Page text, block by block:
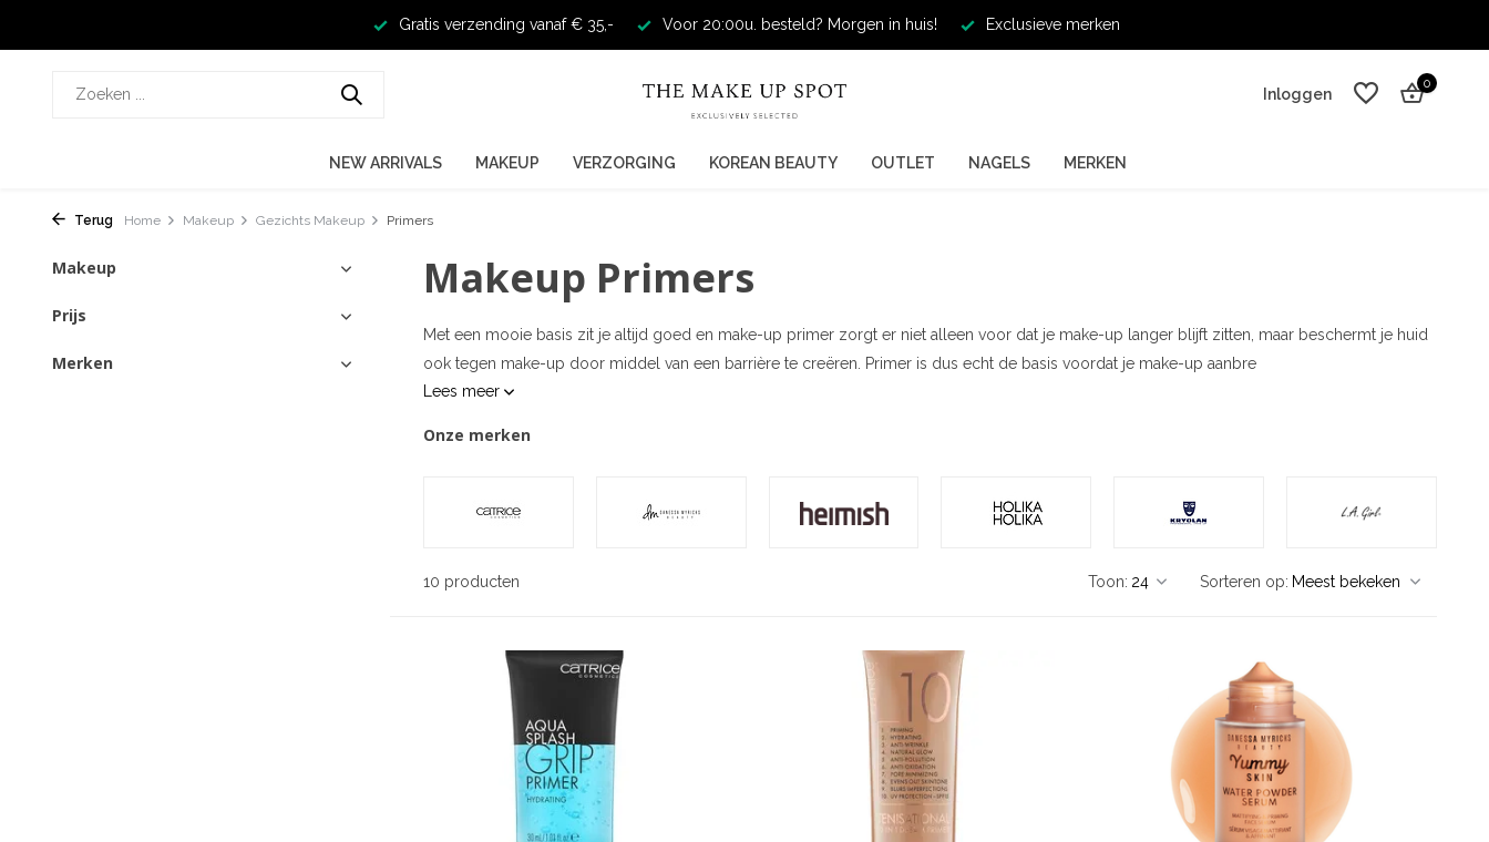
Gratis verzending vanaf € 35,- Voor 20:00u. besteld? Morgen in huis! Exclusieve merken
Inloggen
0
NEW ARRIVALS MAKEUP VERZORGING KOREAN BEAUTY OUTLET NAGELS MERKEN
Terug Home Makeup Gezichts Makeup Primers
Makeup
Prijs
Merken
Makeup Primers
Met een mooie basis zit je altijd goed en make-up primer zorgt er niet alleen voor dat je make-up langer blijft zitten, maar beschermt je huid
ook tegen make-up door middel van een barrière te creëren. Primer is dus echt de basis voordat je make-up aanbre
Lees meer
Onze merken
10 producten Toon: Sorteren op: